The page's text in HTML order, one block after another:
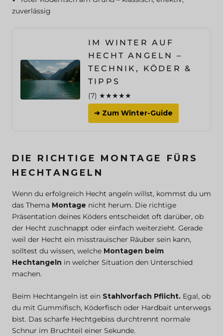
zuverlässig
IM WINTER AUF
HECHT ANGELN –
TECHNIK, KÖDER &
TIPPS
(7) ★★★★★
➔ Zum Winter-Guide
DIE RICHTIGE MONTAGE FÜRS
HECHTANGELN
Wenn du erfolgreich Hecht angeln willst, kommst du um
das Thema Montage nicht herum. Die richtige
Präsentation deines Köders entscheidet oft darüber, ob
der Hecht zuschnappt oder einfach weiterzieht. Gerade
weil der Hecht ein misstrauischer Räuber sein kann,
solltest du wissen, welche Montagen beim
Hechtangeln in welcher Situation den Unterschied
machen.
Beim Hechtangeln ist ein Stahlvorfach Pflicht. Egal, ob
du mit Gummifisch, Köderfisch oder Hardbait unterwegs
bist. Das scharfe Hechtgebiss durchtrennt normale
Schnur im Bruchteil einer Sekunde.